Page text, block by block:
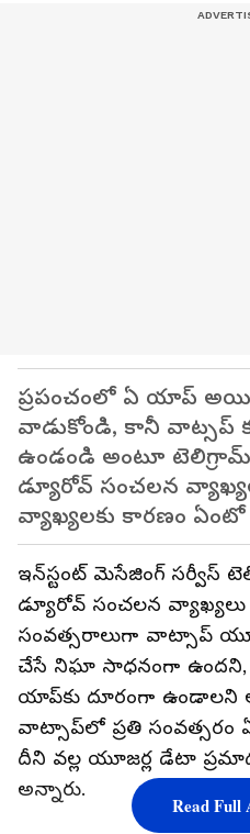
ప్రపంచంలో ఏ యాప్
వాడుకోండి, కానీ వాట్సప్
ఉండండి అంటూ టెలిగ్రామ్
డ్యూరోవ్ సంచలన
వ్యాఖ్యలకు కారణం ఏంటో
ఇన్‌స్టంట్ మెసేజింగ్ సర్వీస్
డ్యూరోవ్ సంచలన వ్యాఖ్యలు
సంవత్సరాలుగా వాట్సాప్
చేసే నిఘా సాధనంగా ఉందని,
యాప్‌కు దూరంగా ఉండాలని
వాట్సాప్‌లో ప్రతి సంవత్సరం
దీని వల్ల యూజర్ల డేటా
అన్నారు.
Read Full